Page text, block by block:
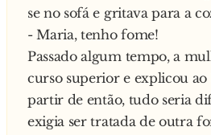
se no sofá e gritava para a
- Maria, tenho fome!
Passado algum tempo, a
curso superior e explicou ao
partir de então, tudo seria
exigia ser tratada de outra